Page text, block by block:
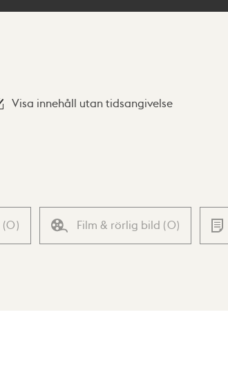
Visa innehåll utan tidsangivelse
(0) Film & rörlig bild (0)